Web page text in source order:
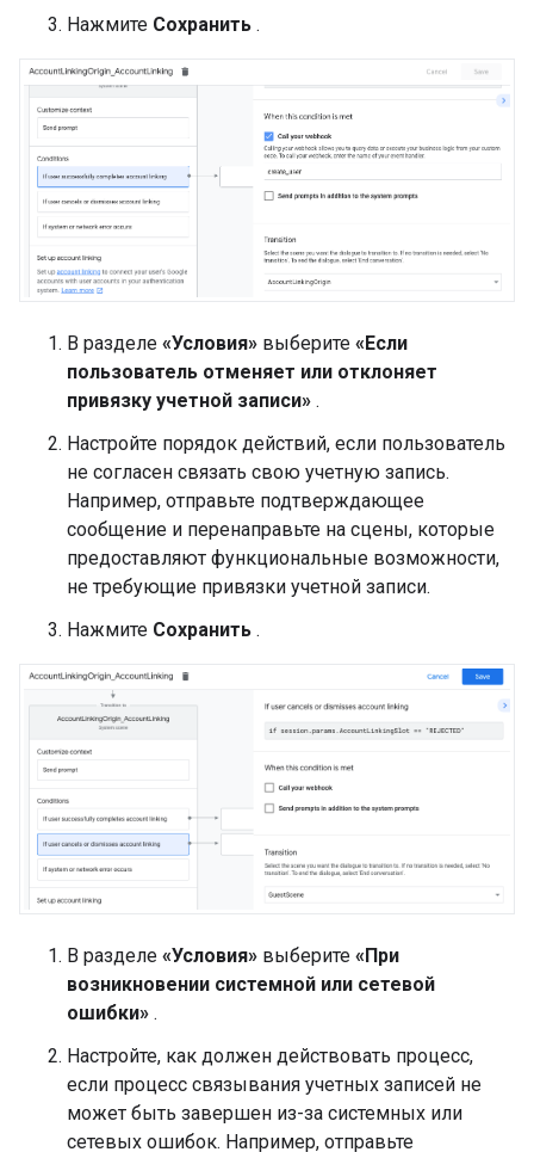
Нажмите Сохранить .
В разделе «Условия» выберите «Если
пользователь отменяет или отклоняет
привязку учетной записи» .
Настройте порядок действий, если пользователь
не согласен связать свою учетную запись.
Например, отправьте подтверждающее
сообщение и перенаправьте на сцены, которые
предоставляют функциональные возможности,
не требующие привязки учетной записи.
Нажмите Сохранить .
В разделе «Условия» выберите «При
возникновении системной или сетевой
ошибки» .
Настройте, как должен действовать процесс,
если процесс связывания учетных записей не
может быть завершен из-за системных или
сетевых ошибок. Например, отправьте